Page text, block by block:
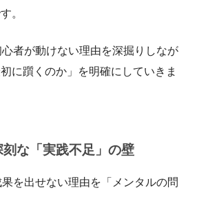
。
者が動けない理由を深掘りしなが
に躓くのか」を明確にしていきま
刻な「実践不足」の壁
を出せない理由を「メンタルの問